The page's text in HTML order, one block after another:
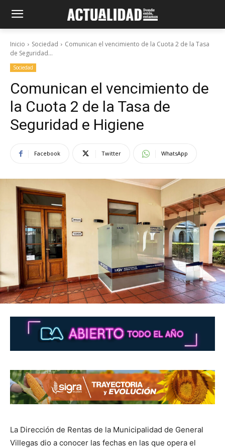
Inicio Sociedad
Comunican el vencimiento de la Cuota 2 de la Tasa
de Seguridad...
Sociedad
Comunican el vencimiento de
la Cuota 2 de la Tasa de
Seguridad e Higiene
Facebook Twitter WhatsApp
La Dirección de Rentas de la Municipalidad de General
Villegas dio a conocer las fechas en las que opera el